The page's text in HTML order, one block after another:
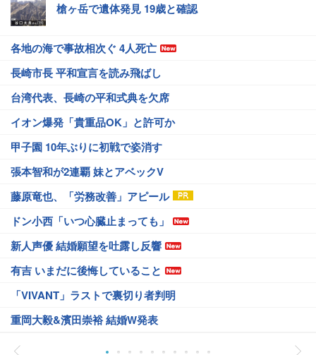
槍ヶ岳で遺体発見 19歳と確認
各地の海で事故相次ぐ 4人死亡
長崎市長 平和宣言を読み飛ばし
台湾代表、長崎の平和式典を欠席
イオン爆発「貴重品OK」と許可か
甲子園 10年ぶりに初戦で姿消す
張本智和が2連覇 妹とアベックV
藤原竜也、「労務改善」アピール
ドン小西「いつ心臓止まっても」
新人声優 結婚願望を吐露し反響
有吉 いまだに後悔していること
「VIVANT」ラストで裏切り者判明
重岡大毅&濱田崇裕 結婚W発表